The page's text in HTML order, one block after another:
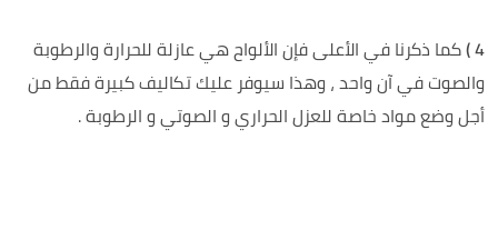
4 ) كما ذكرنا في الأعلى فإن الألواح هي عازلة للحرارة والرطوبة
والصوت في آن واحد ، وهذا سيوفر عليك تكاليف كبيرة فقط من
أجل وضع مواد خاصة للعزل الحراري و الصوتي و الرطوبة .